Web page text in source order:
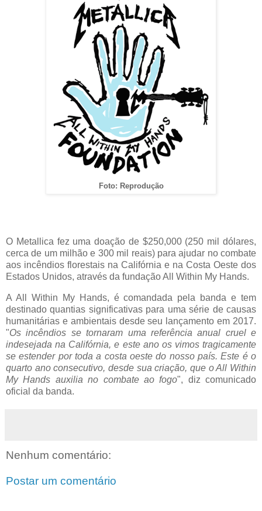
Foto: Reprodução
O Metallica fez uma doação de $250,000 (250 mil dólares,
cerca de um milhão e 300 mil reais) para ajudar no combate
aos incêndios florestais na Califórnia e na Costa Oeste dos
Estados Unidos, através da fundação All Within My Hands.
A All Within My Hands, é comandada pela banda e tem
destinado quantias significativas para uma série de causas
humanitárias e ambientais desde seu lançamento em 2017.
"Os incêndios se tornaram uma referência anual cruel e
indesejada na Califórnia, e este ano os vimos tragicamente
se estender por toda a costa oeste do nosso país. Este é o
quarto ano consecutivo, desde sua criação, que o All Within
My Hands auxilia no combate ao fogo", diz comunicado
oficial da banda.
Nenhum comentário:
Postar um comentário